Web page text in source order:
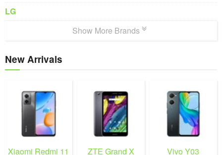
LG
Show More Brands
New Arrivals
Xiaomi Redmi 11
ZTE Grand X
Vivo Y03